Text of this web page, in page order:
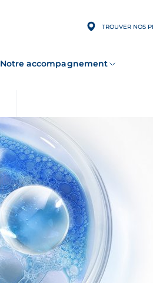
TROUVER NOS
Notre accompagnement